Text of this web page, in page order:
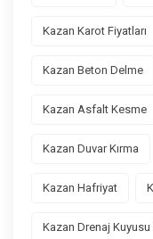
Kazan Karot Fiyatları
Kazan Beton Delme
Kazan Asfalt Kesme
Kazan Duvar Kırma
Kazan Hafriyat
Kazan Drenaj